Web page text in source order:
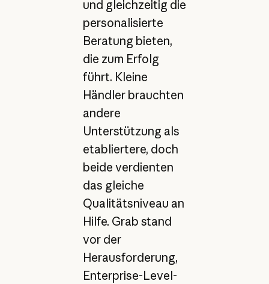
und gleichzeitig die
personalisierte
Beratung bieten,
die zum Erfolg
führt. Kleine
Händler brauchten
andere
Unterstützung als
etabliertere, doch
beide verdienten
das gleiche
Qualitätsniveau an
Hilfe. Grab stand
vor der
Herausforderung,
Enterprise-Level-